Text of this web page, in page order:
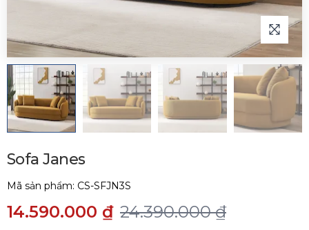
Sofa Janes
Mã sản phẩm: CS-SFJN3S
14.590.000 ₫ 24.390.000 ₫